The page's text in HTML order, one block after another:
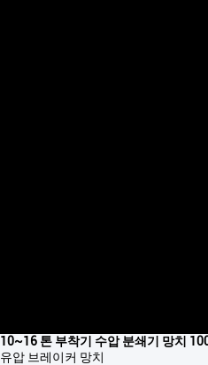
10~16 톤 부착기 수압 분쇄기 망치
유압 브레이커 망치